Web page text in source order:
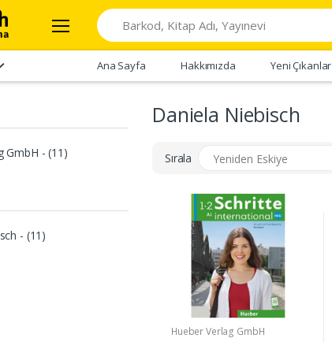
Search
Ana Sayfa Hakkımızda Yeni Çıkanlar
GmbH - (11)
- (11)
Daniela Niebisch
Sırala Yeniden Eskiye
Hueber Verlag GmbH